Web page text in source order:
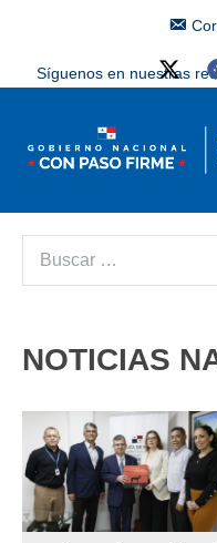
Síguenos en nuestras
NOTICIAS